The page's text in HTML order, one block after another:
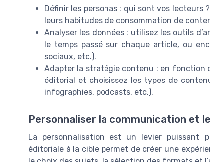
Définir les personas : qui sont vos lecteurs
leurs habitudes de consommation de
Analyser les données : utilisez les outils
le temps passé sur chaque article, ou
sociaux, etc.).
Adapter la stratégie contenu : en fonction
éditorial et choisissez les types de
infographies, podcasts, etc.).
Personnaliser la communication et
La personnalisation est un levier puissant
éditoriale à la cible permet de créer une